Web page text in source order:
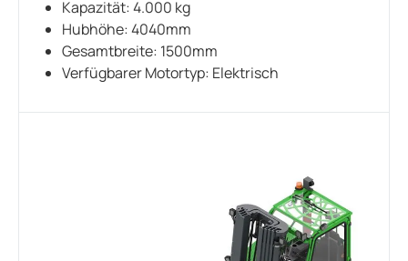
Kapazität: 4.000 kg
Hubhöhe: 4040mm
Gesamtbreite: 1500mm
Verfügbarer Motortyp: Elektrisch